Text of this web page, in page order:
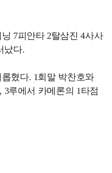
7피안타 2탈삼진 4사사
났다.
혔다. 1회말 박찬호와
3루에서 카메론의 1타점